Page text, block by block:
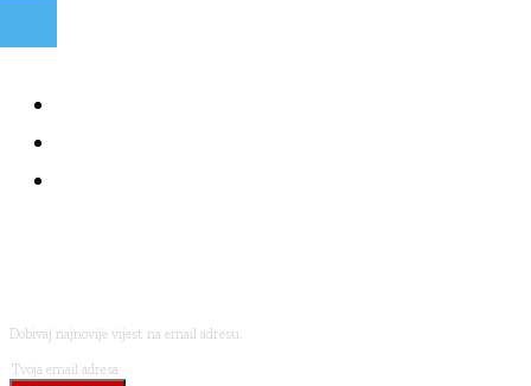
Dobivaj najnovije vijest na email adresu.